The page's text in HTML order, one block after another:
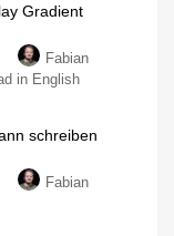
Gradient
Fabian
in English
schreiben
Fabian